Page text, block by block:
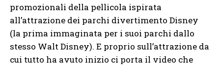
promozionali della pellicola ispirata
all’attrazione dei parchi divertimento Disney
(la prima immaginata per i suoi parchi dallo
stesso Walt Disney). E proprio sull’attrazione da
cui tutto ha avuto inizio ci porta il video che